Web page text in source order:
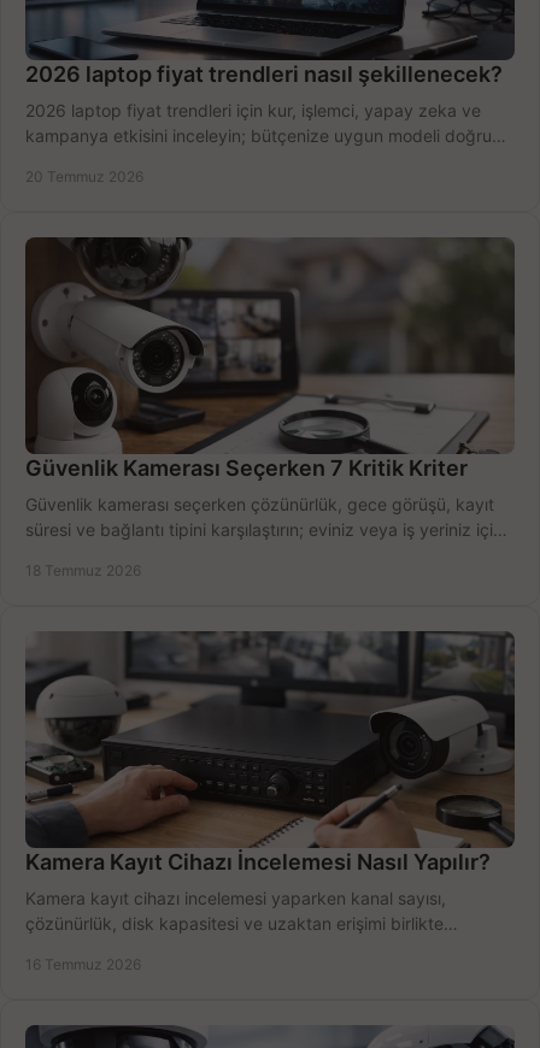
2026 laptop fiyat trendleri nasıl şekillenecek?
2026 laptop fiyat trendleri için kur, işlemci, yapay zeka ve
kampanya etkisini inceleyin; bütçenize uygun modeli doğru
20 Temmuz 2026
Güvenlik Kamerası Seçerken 7 Kritik Kriter
Güvenlik kamerası seçerken çözünürlük, gece görüşü, kayıt
süresi ve bağlantı tipini karşılaştırın; eviniz veya iş yeriniz için
18 Temmuz 2026
Kamera Kayıt Cihazı İncelemesi Nasıl Yapılır?
Kamera kayıt cihazı incelemesi yaparken kanal sayısı,
çözünürlük, disk kapasitesi ve uzaktan erişimi birlikte
16 Temmuz 2026